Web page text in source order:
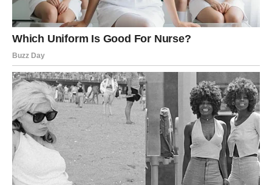
Ako vam se otvori prilika, prihvatite je.
Ako vam život pošalje razlog za osmijeh, uživajte u
njemu.
Ne tražite problem tamo gdje ga nema.
SEDMICA KOJA VAM VRAĆA
SAMOPOUZDANJE
Pred vama su dani tokom kojih ćete se podsjetiti koliko